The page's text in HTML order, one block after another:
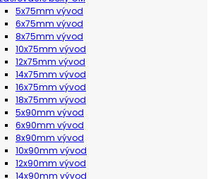
5x75mm vývod
6x75mm vývod
8x75mm vývod
10x75mm vývod
12x75mm vývod
14x75mm vývod
16x75mm vývod
18x75mm vývod
5x90mm vývod
6x90mm vývod
8x90mm vývod
10x90mm vývod
12x90mm vývod
14x90mm vývod